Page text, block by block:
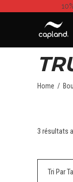
Home /
3 résultats
Tri Par